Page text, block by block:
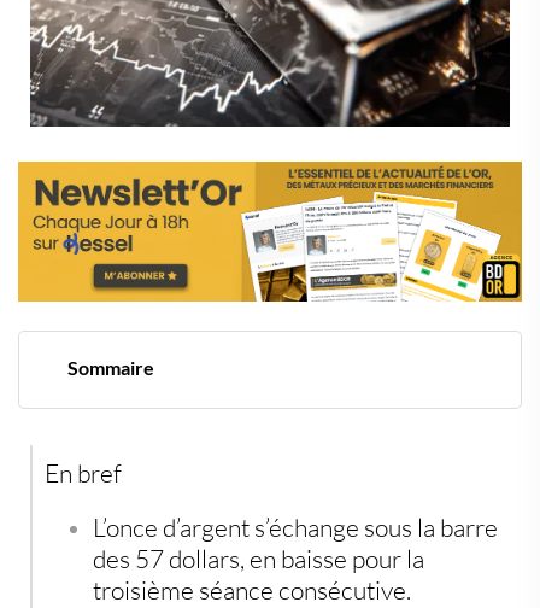
Sommaire
L’argent reste fragile, mais pas condamné
En bref
L’once d’argent s’échange sous la barre
des 57 dollars, en baisse pour la
troisième séance consécutive.